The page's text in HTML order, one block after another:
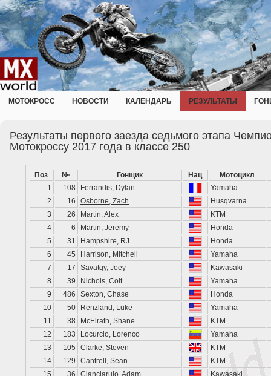
МОТОКРОСС НОВОСТИ КАЛЕНДАРЬ РЕЗУЛЬТАТЫ
Результаты первого заезда седьмого этапа
Мотокроссу 2017 года в классе 250
Поз № Гонщик Нац
Мотоцикл
1
108 Ferrandis, Dylan
Yamaha
2
16 Osborne, Zach
Husqvarna
3
26 Martin, Alex
KTM
4
6 Martin, Jeremy
Honda
5
31 Hampshire, RJ
Honda
6
45 Harrison, Mitchell
Yamaha
7
17 Savatgy, Joey
Kawasaki
8
39 Nichols, Colt
Yamaha
9
486 Sexton, Chase
Honda
10
50 Renzland, Luke
Yamaha
11
38 McElrath, Shane
KTM
12
183 Locurcio, Lorenco
Yamaha
13
105 Clarke, Steven
KTM
14
129 Cantrell, Sean
KTM
15
36 Cianciarulo, Adam
Kawasaki